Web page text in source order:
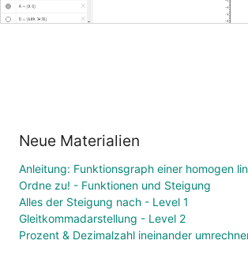
Neue Materialien
Ordne zu! - Funktionen und Steigung
Alles der Steigung nach - Level 1
Gleitkommadarstellung - Level 2
Prozent & Dezimalzahl ineinander